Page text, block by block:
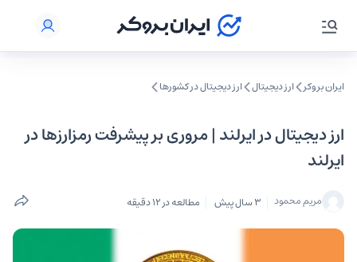
ایران بروکر ارز دیجیتال ارز دیجیتال در کشورها
ارز دیجیتال در ایرلند | مروری بر پیشرفت رمزارزها در
ایرلند
مریم محمود 3 سال پیش مطالعه در 12 دقیقه